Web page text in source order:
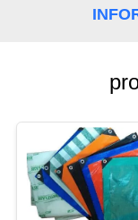
MAPA
DEL
SITIO